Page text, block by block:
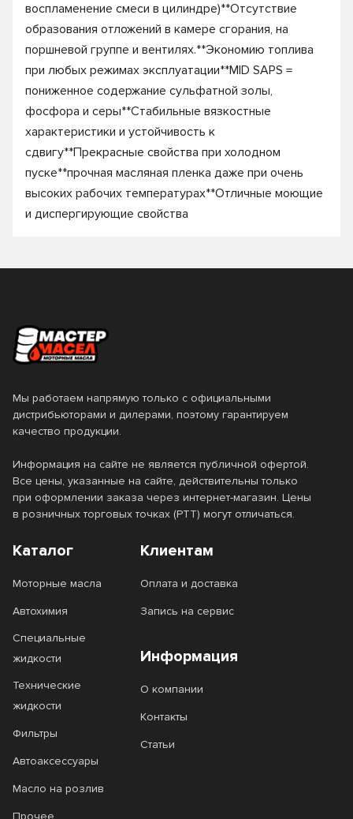
воспламенение смеси в цилиндре)**Отсутствие
образования отложений в камере сгорания, на
поршневой группе и вентилях.**Экономию топлива
при любых режимах эксплуатации**MID SAPS =
пониженное содержание сульфатной золы,
фосфора и серы**Стабильные вязкостные
характеристики и устойчивость к
сдвигу**Прекрасные свойства при холодном
пуске**прочная масляная пленка даже при очень
высоких рабочих температурах**Отличные моющие
и диспергирующие свойства
Мы работаем напрямую только с официальными
дистрибьюторами и дилерами, поэтому гарантируем
качество продукции.
Информация на сайте не является публичной офертой.
Все цены, указанные на сайте, действительны только
при оформлении заказа через интернет-магазин. Цены
в розничных торговых точках (РТТ) могут отличаться.
Каталог
Моторные масла
Автохимия
Специальные
жидкости
Технические
жидкости
Фильтры
Автоаксессуары
Масло на розлив
Прочее
Клиентам
Оплата и доставка
Запись на сервис
Информация
О компании
Контакты
Статьи